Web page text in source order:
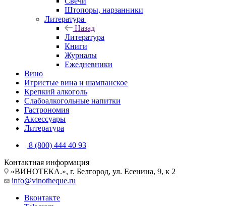
Штопоры, нарзанники
Литература
Назад
Литература
Книги
Журналы
Ежедневники
Вино
Игристые вина и шампанское
Крепкий алкоголь
Слабоалкогольные напитки
Гастрономия
Аксессуары
Литература
8 (800) 444 40 93
Контактная информация
«ВИНОТЕКА.», г. Белгород, ул. Есенина, 9, к 2
info@vinotheque.ru
Вконтакте